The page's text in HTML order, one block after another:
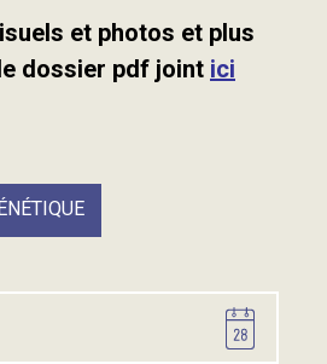
et photos et plus
dossier pdf joint ici